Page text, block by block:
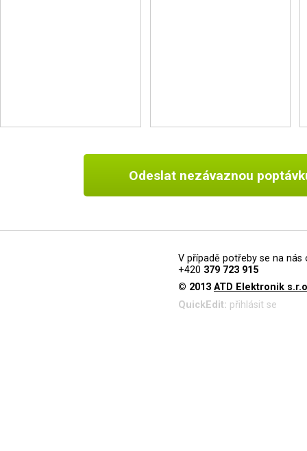
Odeslat nezávaznou
V případě potřeby se na
+420 379 723 915
© 2013 ATD Elektronik
QuickEdit: přihlásit se